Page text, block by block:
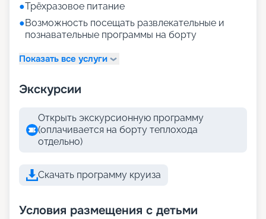
●Трёхразовое питание
●Возможность посещать развлекательные и
познавательные программы на борту
Показать все услуги
Экскурсии
Открыть экскурсионную программу
(оплачивается на борту теплохода
отдельно)
Скачать программу круиза
Условия размещения с детьми